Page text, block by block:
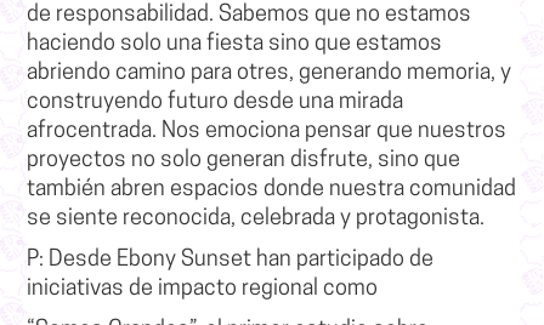
de responsabilidad. Sabemos que no estamos
haciendo solo una fiesta sino que estamos
abriendo camino para otres, generando memoria, y
construyendo futuro desde una mirada
afrocentrada. Nos emociona pensar que nuestros
proyectos no solo generan disfrute, sino que
también abren espacios donde nuestra comunidad
se siente reconocida, celebrada y protagonista.
P: Desde Ebony Sunset han participado de
iniciativas de impacto regional como